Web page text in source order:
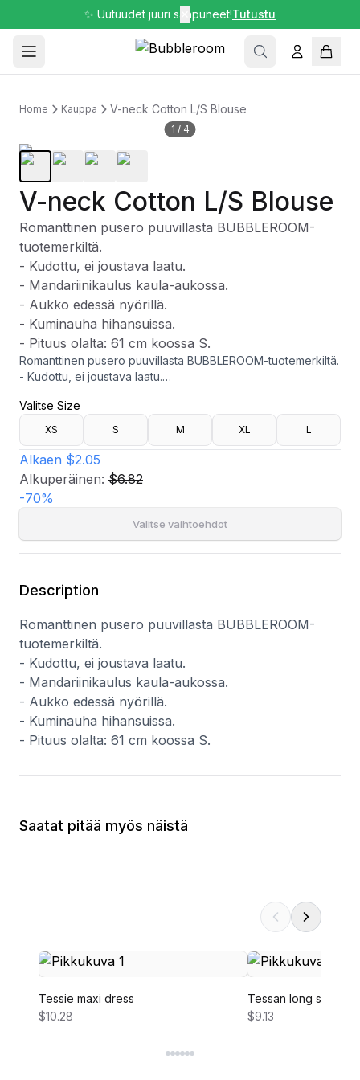
✨ Uutuudet juuri saapuneet!Tutustu
Home Kauppa V-neck Cotton L/S Blouse
1 / 4
V-neck Cotton L/S Blouse
Romanttinen pusero puuvillasta BUBBLEROOM-
tuotemerkiltä.
- Kudottu, ei joustava laatu.
- Mandariinikaulus kaula-aukossa.
- Aukko edessä nyörillä.
- Kuminauha hihansuissa.
- Pituus olalta: 61 cm koossa S.
Romanttinen pusero puuvillasta BUBBLEROOM-tuotemerkiltä.
- Kudottu, ei joustava laatu.
- Aukko edessä nyörillä.
- Kuminauha hihansuissa.
- Pituus olalta: 61 cm koossa S.
Valitse Size
XS S M XL L
Alkaen $2.05
Alkuperäinen: $6.82
-70%
Valitse vaihtoehdot
Description
Romanttinen pusero puuvillasta BUBBLEROOM-
tuotemerkiltä.
- Kudottu, ei joustava laatu.
- Mandariinikaulus kaula-aukossa.
- Aukko edessä nyörillä.
- Kuminauha hihansuissa.
- Pituus olalta: 61 cm koossa S.
Saatat pitää myös näistä
Tessie maxi dress
$10.28
Tessan long sleeve
$9.13